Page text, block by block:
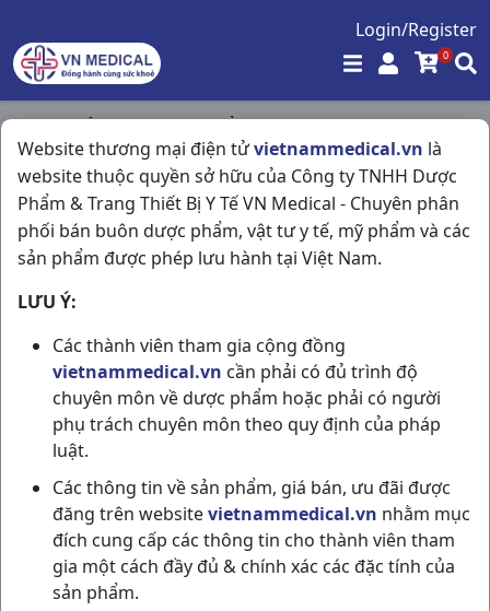
Login/Register
0
Website thương mại điện tửvietnammedical.vn là
website thuộc quyền sở hữu của Công ty TNHH Dược
Phẩm & Trang Thiết Bị Y Tế VN Medical - Chuyên phân
phối bán buôn dược phẩm, vật tư y tế, mỹ phẩm và các
sản phẩm được phép lưu hành tại Việt Nam.
LƯU Ý:
Các thành viên tham gia cộng đồng
vietnammedical.vn cần phải có đủ trình độ
chuyên môn về dược phẩm hoặc phải có người
phụ trách chuyên môn theo quy định của pháp
luật.
Các thông tin về sản phẩm, giá bán, ưu đãi được
đăng trên websitevietnammedical.vn nhằm mục
đích cung cấp các thông tin cho thành viên tham
gia một cách đầy đủ & chính xác các đặc tính của
sản phẩm.
Trang chủ / Hóa - Mỹ Phẩm /
Hada Lapo Pro Anti Aging T80gr Rohto